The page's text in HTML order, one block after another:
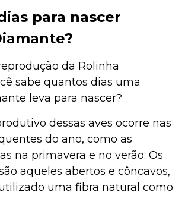
para nascer
da Rolinha
sabe quantos dias uma
leva para nascer?
dessas aves ocorre nas
do ano, como as
na primavera e no verão. Os
aqueles abertos e côncavos,
uma fibra natural como